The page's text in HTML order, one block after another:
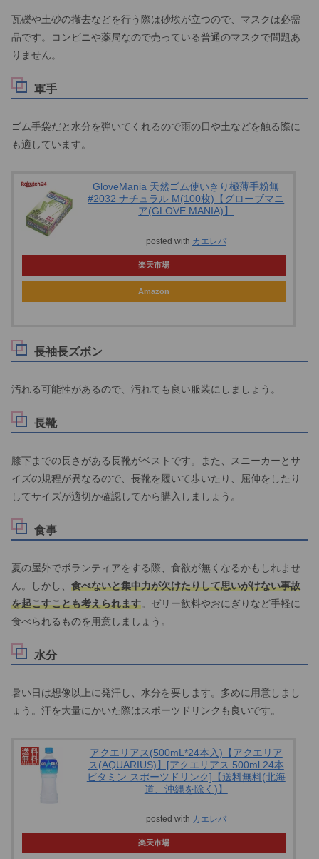
瓦礫や土砂の撤去などを行う際は砂埃が立つので、マスクは必需
品です。コンビニや薬局なので売っている普通のマスクで問題あ
りません。
軍手
ゴム手袋だと水分を弾いてくれるので雨の日や土などを触る際に
も適しています。
GloveMania 天然ゴム使いきり極薄手粉無
#2032 ナチュラル M(100枚)【グローブマニ
ア(GLOVE MANIA)】
posted with カエレバ
楽天市場
Amazon
長袖長ズボン
汚れる可能性があるので、汚れても良い服装にしましょう。
長靴
膝下までの長さがある長靴がベストです。また、スニーカーとサ
イズの規程が異なるので、長靴を履いて歩いたり、屈伸をしたり
してサイズが適切か確認してから購入しましょう。
食事
夏の屋外でボランティアをする際、食欲が無くなるかもしれませ
ん。しかし、 食べないと集中力が欠けたりして思いがけない事故
を起こすことも考えられます。ゼリー飲料やおにぎりなど手軽に
食べられるものを用意しましょう。
水分
暑い日は想像以上に発汗し、水分を要します。多めに用意しまし
ょう。汗を大量にかいた際はスポーツドリンクも良いです。
アクエリアス(500mL*24本入)【アクエリア
ス(AQUARIUS)】[アクエリアス 500ml 24本
ビタミン スポーツドリンク]【送料無料(北海
道、沖縄を除く)】
posted with カエレバ
楽天市場